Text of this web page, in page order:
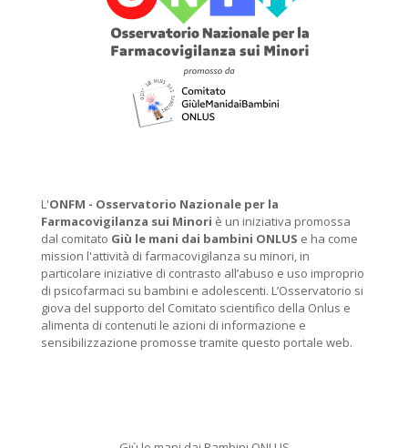
L'ONFM - Osservatorio Nazionale per la
Farmacovigilanza sui Minori è un iniziativa promossa
dal comitato Giù le mani dai bambini ONLUS e ha come
mission l'attività di farmacovigilanza su minori, in
particolare iniziative di contrasto all’abuso e uso improprio
di psicofarmaci su bambini e adolescenti. L’Osservatorio si
giova del supporto del Comitato scientifico della Onlus e
alimenta di contenuti le azioni di informazione e
sensibilizzazione promosse tramite questo portale web.